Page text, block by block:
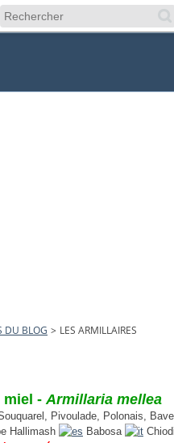
DU BLOG > LES ARMILLAIRES
miel -Armillaria mellea
Pivoulade, Polonais,
Hallimash Babosa